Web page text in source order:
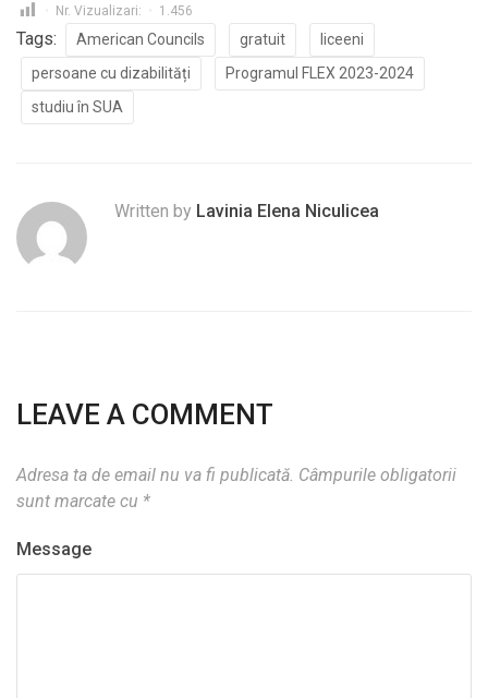
Nr. Vizualizari: 1.456
Tags: American Councils gratuit
liceeni
persoane cu dizabilități
Programul FLEX 2023-2024
studiu în SUA
Written by Lavinia Elena Niculicea
LEAVE A COMMENT
Adresa ta de email nu va fi publicată. Câmpurile obligatorii
sunt marcate cu *
Message